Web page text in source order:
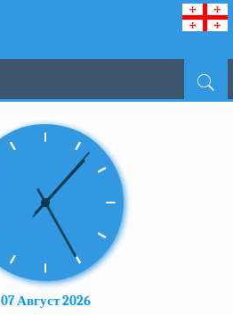
07 Август 2026